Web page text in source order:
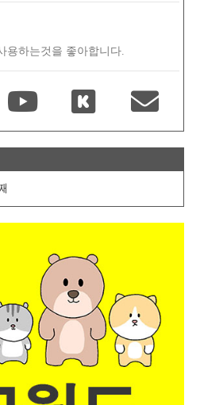
용하는것을 좋아합니다.